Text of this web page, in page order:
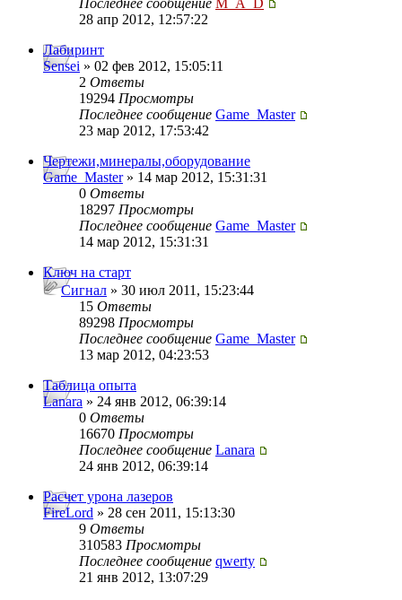
Последнее сообщение M_A_D
28 апр 2012, 12:57:22
Лабиринт
Sensei » 02 фев 2012, 15:05:11
2 Ответы
19294 Просмотры
Последнее сообщение Game_Master
23 мар 2012, 17:53:42
Чертежи,минералы,оборудование
Game_Master» 14 мар 2012, 15:31:31
0 Ответы
18297 Просмотры
Последнее сообщение Game_Master
14 мар 2012, 15:31:31
Ключ на старт
Сигнал » 30 июл 2011, 15:23:44
15 Ответы
89298 Просмотры
Последнее сообщение Game_Master
13 мар 2012, 04:23:53
Таблица опыта
Lanara » 24 янв 2012, 06:39:14
0 Ответы
16670 Просмотры
Последнее сообщение Lanara
24 янв 2012, 06:39:14
Расчет урона лазеров
FireLord » 28 сен 2011, 15:13:30
9 Ответы
310583 Просмотры
Последнее сообщение qwerty
21 янв 2012, 13:07:29